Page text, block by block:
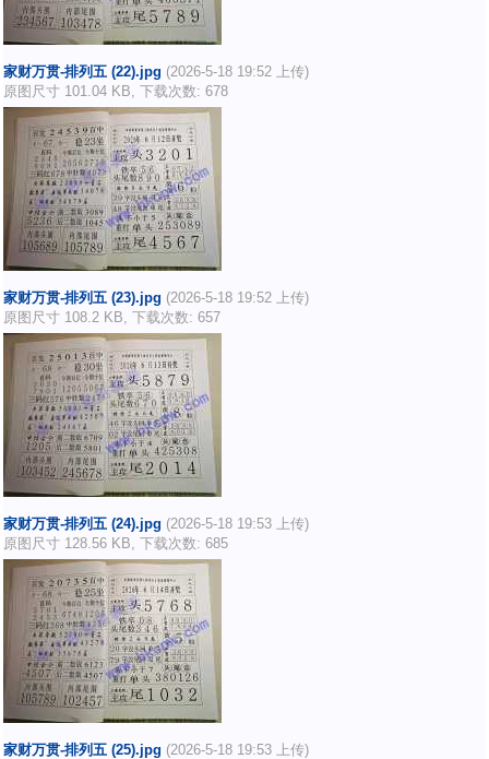
家财万贯-排列五 (22).jpg (2026-5-18 19:52 上传)
原图尺寸 101.04 KB, 下载次数: 678
家财万贯-排列五 (23).jpg (2026-5-18 19:52 上传)
原图尺寸 108.2 KB, 下载次数: 657
家财万贯-排列五 (24).jpg (2026-5-18 19:53 上传)
原图尺寸 128.56 KB, 下载次数: 685
家财万贯-排列五 (25).jpg (2026-5-18 19:53 上传)